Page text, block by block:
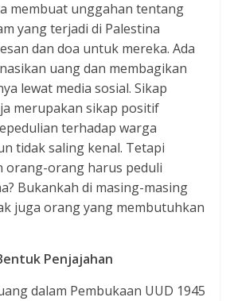
membuat unggahan tentang
yang terjadi di Palestina
dan doa untuk mereka. Ada
uang dan membagikan
lewat media sosial. Sikap
merupakan sikap positif
terhadap warga
tidak saling kenal. Tetapi
orang-orang harus peduli
Bukankah di masing-masing
juga orang yang membutuhkan
Penjajahan
dalam Pembukaan UUD 1945